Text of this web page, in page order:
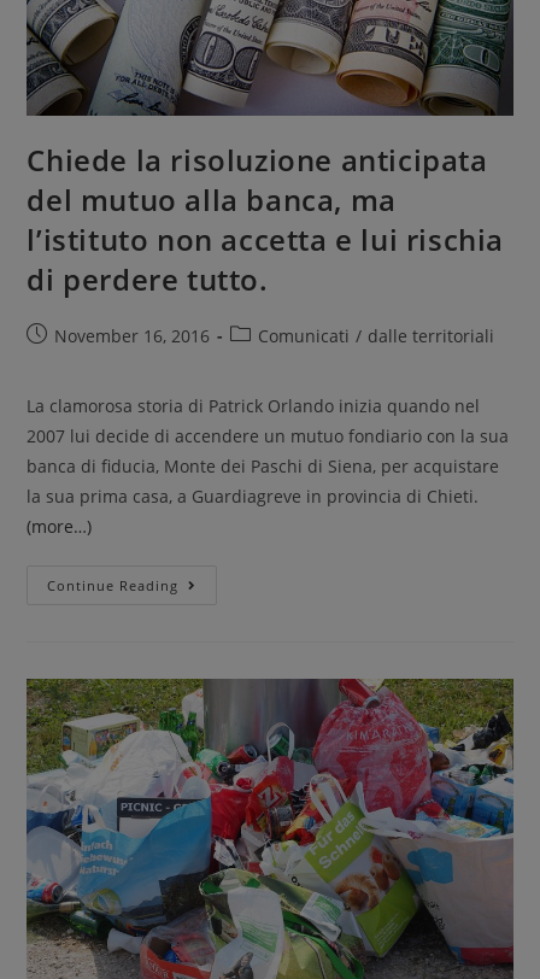
Chiede la risoluzione anticipata
del mutuo alla banca, ma
l’istituto non accetta e lui rischia
di perdere tutto.
November 16, 2016 Comunicati / dalle territoriali
La clamorosa storia di Patrick Orlando inizia quando nel
2007 lui decide di accendere un mutuo fondiario con la sua
banca di fiducia, Monte dei Paschi di Siena, per acquistare
la sua prima casa, a Guardiagreve in provincia di Chieti.
(more…)
Continue Reading